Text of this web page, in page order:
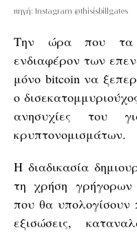
πηγή: Instagram @thisisbillgates
Την ώρα που τα
ενδιαφέρον των
μόνο bitcoin να
ο
ανησυχίες του
κρυπτονομισμάτων.
Η διαδικασία
τη χρήση γρήγορων
που θα υπολογίσουν
εξισώσεις,